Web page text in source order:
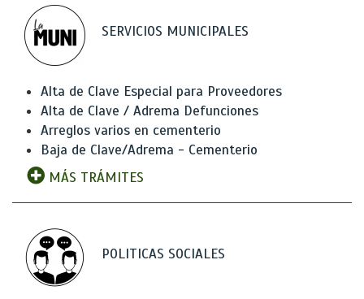
SERVICIOS MUNICIPALES
Alta de Clave Especial para Proveedores
Alta de Clave / Adrema Defunciones
Arreglos varios en cementerio
Baja de Clave/Adrema - Cementerio
MÁS TRÁMITES
POLITICAS SOCIALES